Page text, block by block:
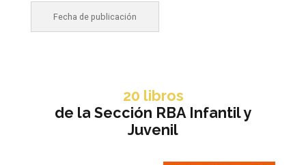
Fecha de publicación
20 libros
de la Sección RBA Infantil y
Juvenil